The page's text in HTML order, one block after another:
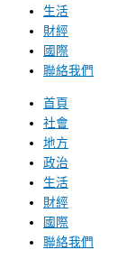
生活
財經
國際
聯絡我們
首頁
社會
地方
政治
生活
財經
國際
聯絡我們